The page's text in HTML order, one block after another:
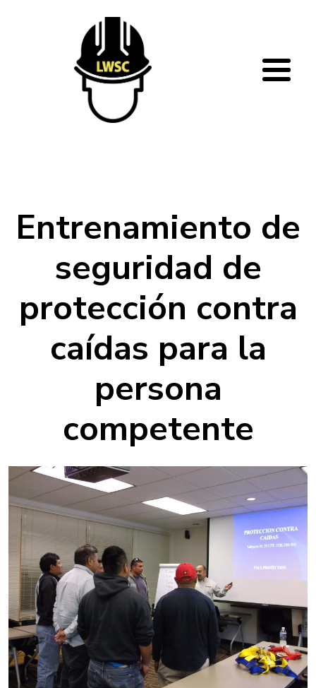
Entrenamiento de
seguridad de
protección contra
caídas para la
persona
competente